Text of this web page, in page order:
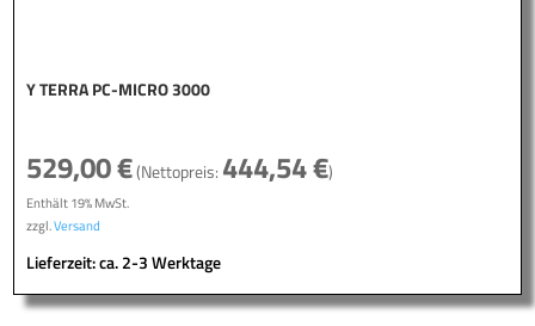
Y TERRA PC-MICRO 3000
529,00€(Nettopreis: 444,54€)
Enthält 19% MwSt.
zzgl.Versand
Lieferzeit: ca. 2-3 Werktage